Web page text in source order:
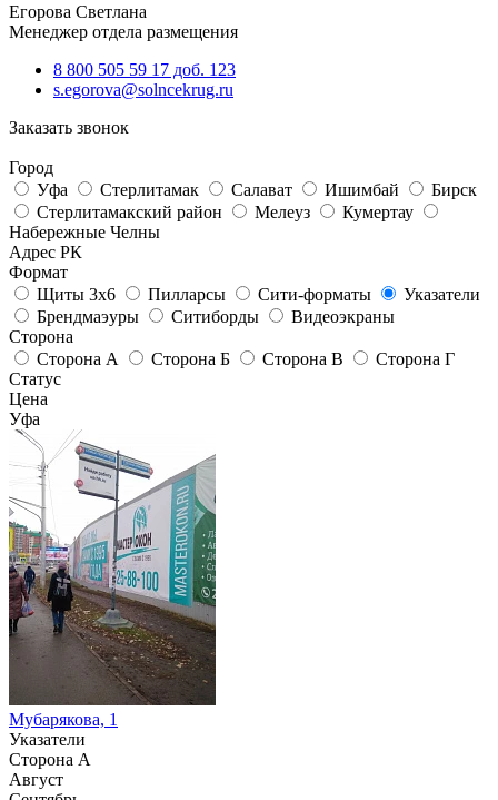
Егорова Светлана
Менеджер отдела размещения
8 800 505 59 17 доб. 123
s.egorova@solncekrug.ru
Заказать звонок
Город
Уфа
Стерлитамак Салават Ишимбай
Бирск
Стерлитамакский район
Мелеуз
Кумертау
Набережные Челны
Адрес РК
Формат
Щиты 3х6
Пилларсы Сити-форматы
Указатели
Брендмаэуры
Ситиборды
Видеоэкраны
Сторона
Сторона А
Сторона Б Сторона В
Сторона Г
Статус
Цена
Уфа
Мубарякова, 1
Указатели
Сторона А
Август